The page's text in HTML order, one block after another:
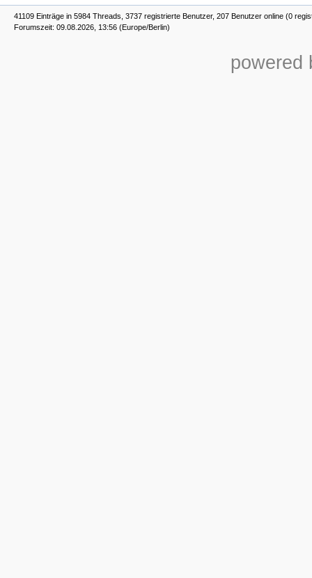
41109 Einträge in 5984 Threads, 3737 registrierte Benutzer, 207 Benutzer online (0
Forumszeit: 09.08.2026, 13:56 (Europe/Berlin)
powered